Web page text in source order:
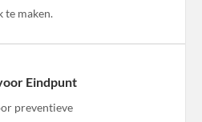
te maken.
Eindpunt
preventieve